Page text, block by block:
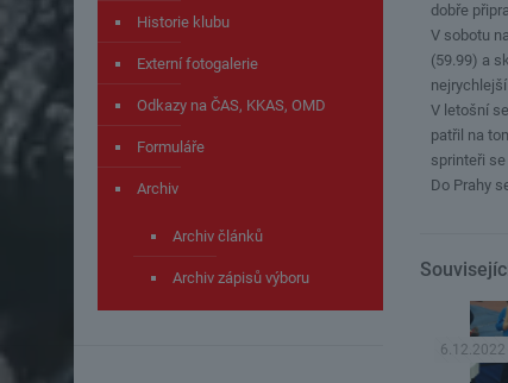
dobře
V sobotu
(59.99) a
V letošní
patřil na
sprinteři
Do Prahy
6.12.2022
Historie klubu
Externí fotogalerie
Odkazy na ČAS, KKAS, OMD
Formuláře
Archiv
Archiv článků
Archiv zápisů výboru